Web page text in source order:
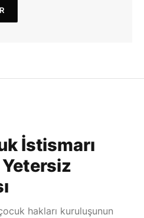
İstismarı
Yetersiz
hakları kuruluşunun